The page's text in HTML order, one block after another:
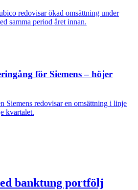
redovisar ökad omsättning under
samma period året innan.
för Siemens – höjer
Siemens redovisar en omsättning i linje
kvartalet.
banktung portfölj